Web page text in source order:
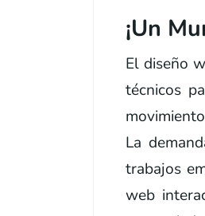
¡Un
El diseño
técnicos
La
trabajos
web